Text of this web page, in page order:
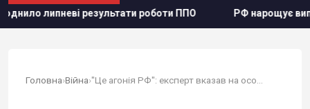
роботи ППО РФ нарощує випуск "Іскандерів":
Головна›Війна›